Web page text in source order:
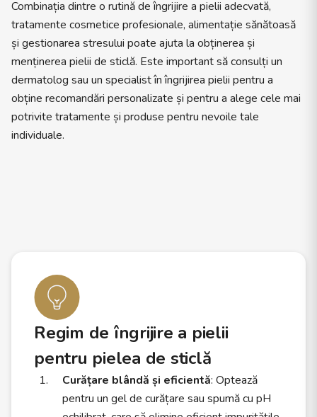
Combinația dintre o rutină de îngrijire a pielii adecvată,
tratamente cosmetice profesionale, alimentație sănătoasă
și gestionarea stresului poate ajuta la obținerea și
menținerea pielii de sticlă. Este important să consulți un
dermatolog sau un specialist în îngrijirea pielii pentru a
obține recomandări personalizate și pentru a alege cele mai
potrivite tratamente și produse pentru nevoile tale
individuale.
Regim de îngrijire a pielii
pentru pielea de sticlă
Curățare blândă și eficientă: Optează
pentru un gel de curățare sau spumă cu pH